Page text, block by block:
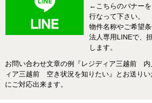
←こちらのバナー
行なって下さい。
物件名称やご希望
法人専用LINEで、
します。
お問い合わせ文章の例『レジディア三越前 内
ィア三越前 空き状況を知りたい』とお送り
にご対応出来ます。